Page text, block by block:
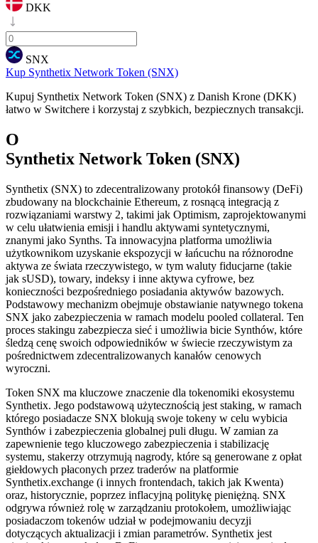
DKK
SNX
Kup Synthetix Network Token (SNX)
Kupuj Synthetix Network Token (SNX) z Danish Krone (DKK)
łatwo w Switchere i korzystaj z szybkich, bezpiecznych transakcji.
O
Synthetix Network Token (SNX)
Synthetix (SNX) to zdecentralizowany protokół finansowy (DeFi)
zbudowany na blockchainie Ethereum, z rosnącą integracją z
rozwiązaniami warstwy 2, takimi jak Optimism, zaprojektowanymi
w celu ułatwienia emisji i handlu aktywami syntetycznymi,
znanymi jako Synths. Ta innowacyjna platforma umożliwia
użytkownikom uzyskanie ekspozycji w łańcuchu na różnorodne
aktywa ze świata rzeczywistego, w tym waluty fiducjarne (takie
jak sUSD), towary, indeksy i inne aktywa cyfrowe, bez
konieczności bezpośredniego posiadania aktywów bazowych.
Podstawowy mechanizm obejmuje obstawianie natywnego tokena
SNX jako zabezpieczenia w ramach modelu pooled collateral. Ten
proces stakingu zabezpiecza sieć i umożliwia bicie Synthów, które
śledzą cenę swoich odpowiedników w świecie rzeczywistym za
pośrednictwem zdecentralizowanych kanałów cenowych
wyroczni.
Token SNX ma kluczowe znaczenie dla tokenomiki ekosystemu
Synthetix. Jego podstawową użytecznością jest staking, w ramach
którego posiadacze SNX blokują swoje tokeny w celu wybicia
Synthów i zabezpieczenia globalnej puli długu. W zamian za
zapewnienie tego kluczowego zabezpieczenia i stabilizację
systemu, stakerzy otrzymują nagrody, które są generowane z opłat
giełdowych płaconych przez traderów na platformie
Synthetix.exchange (i innych frontendach, takich jak Kwenta)
oraz, historycznie, poprzez inflacyjną politykę pieniężną. SNX
odgrywa również rolę w zarządzaniu protokołem, umożliwiając
posiadaczom tokenów udział w podejmowaniu decyzji
dotyczących aktualizacji i zmian parametrów. Synthetix jest